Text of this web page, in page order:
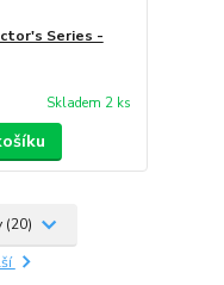
Series -
Skladem 2 ks
(20)